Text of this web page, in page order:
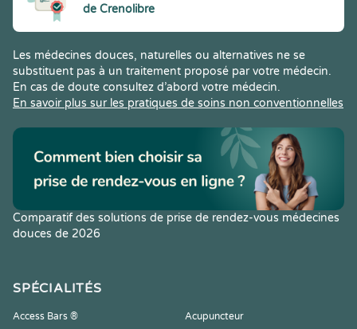
de Crenolibre
Les médecines douces, naturelles ou alternatives ne se
substituent pas à un traitement proposé par votre médecin.
En cas de doute consultez d’abord votre médecin.
En savoir plus sur les pratiques de soins non conventionnelles
Comparatif des solutions de prise de rendez-vous médecines
douces de 2026
SPÉCIALITÉS
Access Bars ®
Acupuncteur